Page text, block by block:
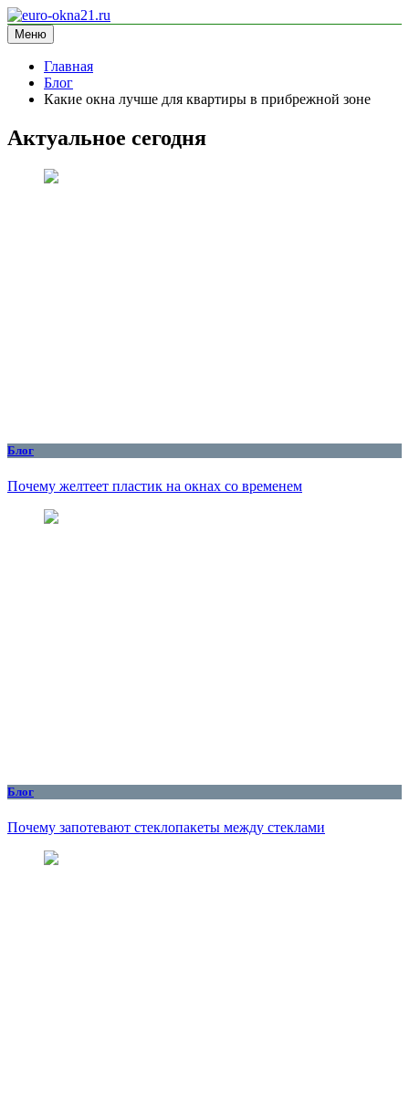
Перейти
к
содержимому
euro-okna21.ru
блог про окна
Меню
Главная
Блог
Какие окна лучше для квартиры в прибрежной зоне
Актуальное сегодня
Блог
Почему желтеет пластик на окнах со временем
Блог
Почему запотевают стеклопакеты между стеклами